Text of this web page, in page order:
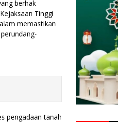
berhak
Tinggi
memastikan
pengadaan tanah